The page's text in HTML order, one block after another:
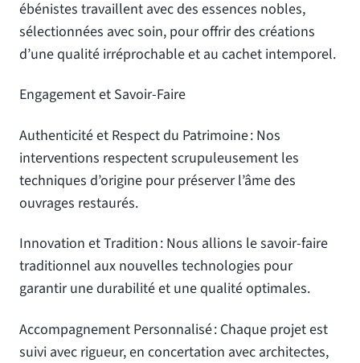
ébénistes travaillent avec des essences nobles,
sélectionnées avec soin, pour offrir des créations
d’une qualité irréprochable et au cachet intemporel.
Engagement et Savoir-Faire
Authenticité et Respect du Patrimoine : Nos
interventions respectent scrupuleusement les
techniques d’origine pour préserver l’âme des
ouvrages restaurés.
Innovation et Tradition : Nous allions le savoir-faire
traditionnel aux nouvelles technologies pour
garantir une durabilité et une qualité optimales.
Accompagnement Personnalisé : Chaque projet est
suivi avec rigueur, en concertation avec architectes,